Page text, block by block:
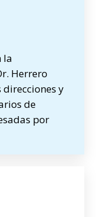
la
Herrero
y
de
por